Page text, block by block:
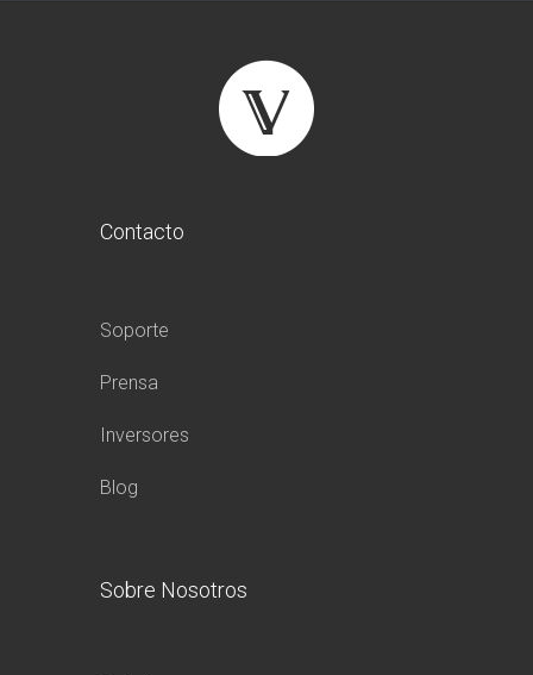
Contacto
Soporte
Prensa
Inversores
Blog
Sobre Nosotros